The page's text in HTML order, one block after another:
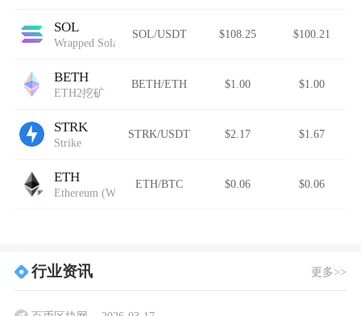
SOL
Wrapped Solana
SOL/USDT $108.25 $100.21
BETH
ETH2挖矿
BETH/ETH $1.00 $1.00
STRK
Strike
STRK/USDT $2.17 $1.67
ETH
Ethereum (Wormhole)
ETH/BTC $0.06 $0.06
行业资讯 更多>>